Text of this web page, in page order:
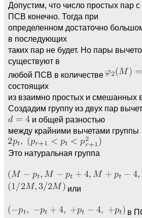
Допустим, что число простых пар
ПСВ конечно. Тогда при
определенном достаточно
в последующих
таких пар не будет. Но пары
существуют в
любой ПСВ в количестве
состоящих
из взаимно простых и смешанных
Создадим группу из двух пар
и общей разностью
между крайними вычетами группы
Это натуральная группа
или
в